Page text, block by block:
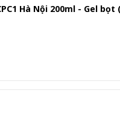
Hà Nội 200ml - Gel bọt